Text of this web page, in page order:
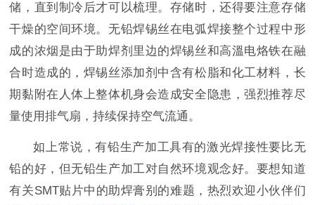
储，直到制冷后才可以梳理。存储时，还得要注意存储
干燥的空间环境。无铅焊锡丝在电弧焊接整个过程中形
成的浓烟是由于助焊剂里边的焊锡丝和高溫电烙铁在融
合时造成的，焊锡丝添加剂中含有松脂和化工材料，长
期黏附在人体上整体机身会造成安全隐患，强烈推荐尽
量使用排气扇，持续保持空气流通。
如上常说，有铅生产加工具有的激光焊接性要比无
铅的好，但无铅生产加工对自然环境观念好。要想知道
有关SMT贴片中的助焊膏别的难题，热烈欢迎小伙伴们